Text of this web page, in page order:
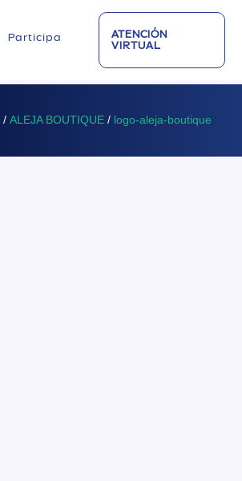
Participa
ATENCIÓN
VIRTUAL
/ ALEJA BOUTIQUE / logo-aleja-boutique